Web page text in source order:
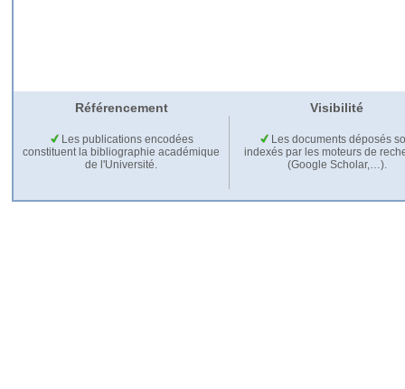
Référencement Visibilité
Les publications encodées
constituent la bibliographie académique
de l'Université.
Les documents déposés
indexés par les moteurs de
(Google Scholar,…).